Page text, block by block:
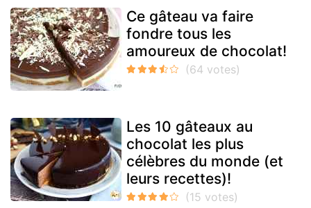
Ce gâteau va faire
fondre tous les
amoureux de chocolat!
Les 10 gâteaux au
chocolat les plus
célèbres du monde (et
leurs recettes)!